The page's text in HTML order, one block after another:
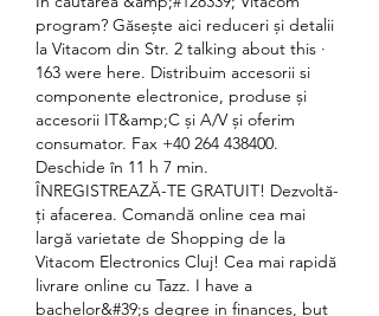
program? Găsește aici reduceri și detalii
la Vitacom din Str. 2 talking about this ·
163 were here. Distribuim accesorii si
componente electronice, produse și
accesorii IT&amp;C și A/V și oferim
consumator. Fax +40 264 438400.
Deschide în 11 h 7 min.
ÎNREGISTREAZĂ-TE GRATUIT! Dezvoltă-
ți afacerea. Comandă online cea mai
largă varietate de Shopping de la
Vitacom Electronics Cluj! Cea mai rapidă
livrare online cu Tazz. I have a
bachelor&#39;s degree in finances, but